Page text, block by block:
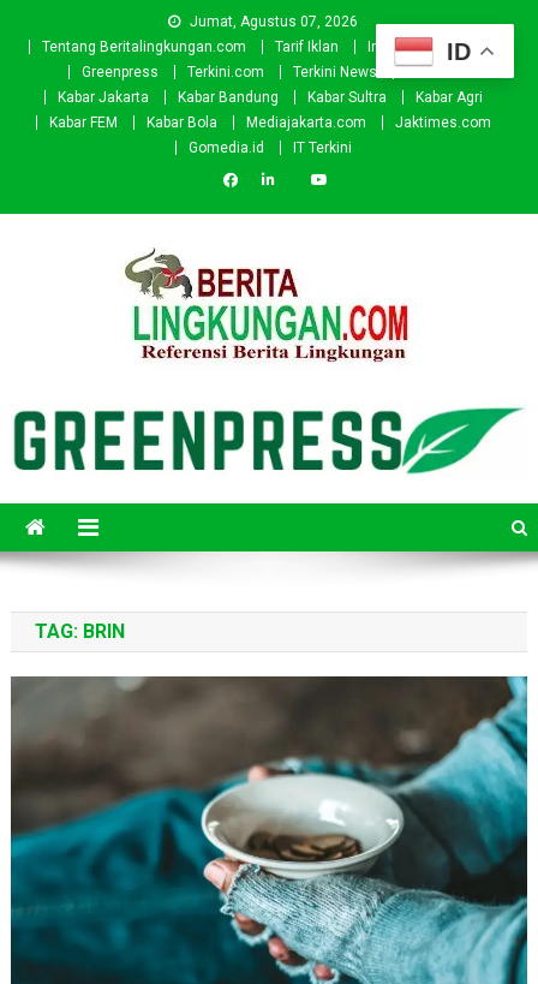
Jumat, Agustus 07, 2026
Tentang Beritalingkungan.com
Tarif Iklan Investor
Donasi
Greenpress
Terkini.com Terkini News
Kabar.id
Kabar Jakarta
Kabar Bandung Kabar Sultra
Kabar Agri
Kabar FEM
Kabar Bola Mediajakarta.com
Jaktimes.com
Gomedia.id
IT Terkini
TAG: BRIN
ID